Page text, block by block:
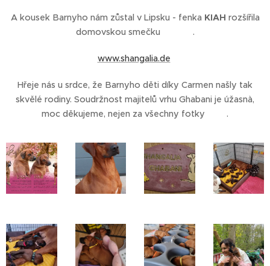
A kousek Barnyho nám zůstal v Lipsku - fenka KIAH rozšířila
domovskou smečku❤️🐾❤️.
www.shangalia.de
Hřeje nás u srdce, že Barnyho děti díky Carmen našly tak
skvělé rodiny. Soudržnost majitelů vrhu Ghabani je úžasnà,
moc děkujeme, nejen za všechny fotky🐾❤️.